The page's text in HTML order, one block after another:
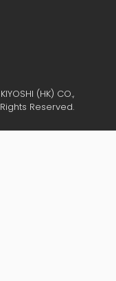
(HK) CO.,
Rights Reserved.